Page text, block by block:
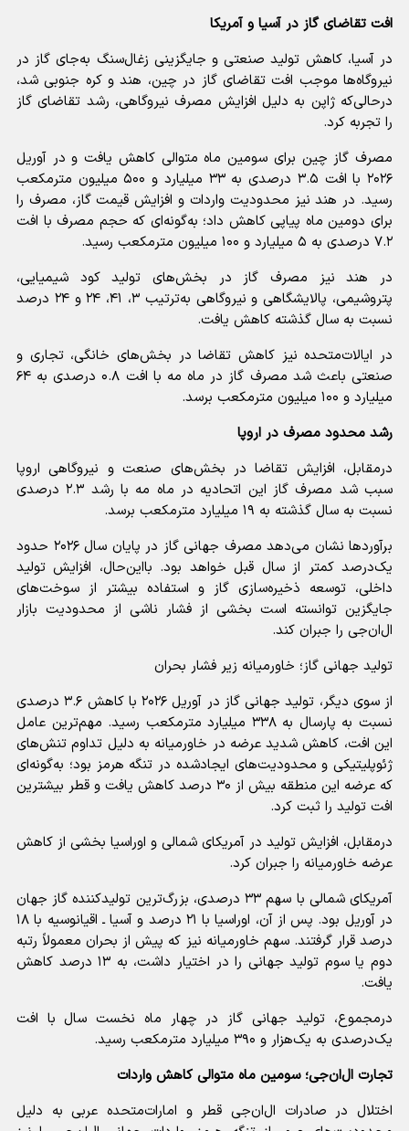
افت تقاضای گاز در آسیا و آمریکا
در آسیا، کاهش تولید صنعتی و جایگزینی زغال‌سنگ به‌جای گاز در
نیروگاه‌ها موجب افت تقاضای گاز در چین، هند و کره جنوبی شد،
درحالی‌که ژاپن به دلیل افزایش مصرف نیروگاهی، رشد تقاضای گاز
را تجربه کرد.
مصرف گاز چین برای سومین ماه متوالی کاهش یافت و در آوریل
۲۰۲۶ با افت ۳.۵ درصدی به ۳۳ میلیارد و ۵۰۰ میلیون مترمکعب
رسید. در هند نیز محدودیت واردات و افزایش قیمت گاز، مصرف را
برای دومین ماه پیاپی کاهش داد؛ به‌گونه‌ای که حجم مصرف با افت
۷.۲ درصدی به ۵ میلیارد و ۱۰۰ میلیون مترمکعب رسید.
در هند نیز مصرف گاز در بخش‌های تولید کود شیمیایی،
پتروشیمی، پالایشگاهی و نیروگاهی به‌ترتیب ۳، ۴۱، ۲۴ و ۲۴ درصد
نسبت به سال گذشته کاهش یافت.
در ایالات‌متحده نیز کاهش تقاضا در بخش‌های خانگی، تجاری و
صنعتی باعث شد مصرف گاز در ماه مه با افت ۰.۸ درصدی به ۶۴
میلیارد و ۱۰۰ میلیون مترمکعب برسد.
رشد محدود مصرف در اروپا
درمقابل، افزایش تقاضا در بخش‌های صنعت و نیروگاهی اروپا
سبب شد مصرف گاز این اتحادیه در ماه مه با رشد ۲.۳ درصدی
نسبت به سال گذشته به ۱۹ میلیارد مترمکعب برسد.
برآورد‌ها نشان می‌دهد مصرف جهانی گاز در پایان سال ۲۰۲۶ حدود
یک‌درصد کمتر از سال قبل خواهد بود. بااین‌حال، افزایش تولید
داخلی، توسعه ذخیره‌سازی گاز و استفاده بیشتر از سوخت‌های
جایگزین توانسته است بخشی از فشار ناشی از محدودیت بازار
ال‌ان‌جی را جبران کند.
تولید جهانی گاز؛ خاورمیانه زیر فشار بحران
از سوی دیگر، تولید جهانی گاز در آوریل ۲۰۲۶ با کاهش ۳.۶ درصدی
نسبت به پارسال به ۳۳۸ میلیارد مترمکعب رسید. مهم‌ترین عامل
این افت، کاهش شدید عرضه در خاورمیانه به دلیل تداوم تنش‌های
ژئوپلیتیکی و محدودیت‌های ایجادشده در تنگه هرمز بود؛ به‌گونه‌ای
که عرضه این منطقه بیش از ۳۰ درصد کاهش یافت و قطر بیشترین
افت تولید را ثبت کرد.
درمقابل، افزایش تولید در آمریکای شمالی و اوراسیا بخشی از کاهش
عرضه خاورمیانه را جبران کرد.
آمریکای شمالی با سهم ۳۳ درصدی، بزرگ‌ترین تولیدکننده گاز جهان
در آوریل بود. پس از آن، اوراسیا با ۲۱ درصد و آسیا ـ اقیانوسیه با ۱۸
درصد قرار گرفتند. سهم خاورمیانه نیز که پیش از بحران معمولاً رتبه
دوم یا سوم تولید جهانی را در اختیار داشت، به ۱۳ درصد کاهش
یافت.
درمجموع، تولید جهانی گاز در چهار ماه نخست سال با افت
یک‌درصدی به یک‌هزار و ۳۹۰ میلیارد مترمکعب رسید.
تجارت ال‌ان‌جی؛ سومین ماه متوالی کاهش واردات
اختلال در صادرات ال‌ان‌جی قطر و امارات‌متحده عربی به دلیل